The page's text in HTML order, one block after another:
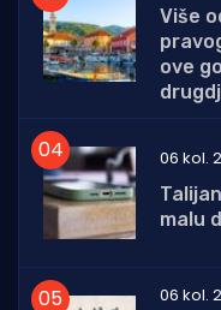
Više
ove
06 kol.
malu
06 kol.